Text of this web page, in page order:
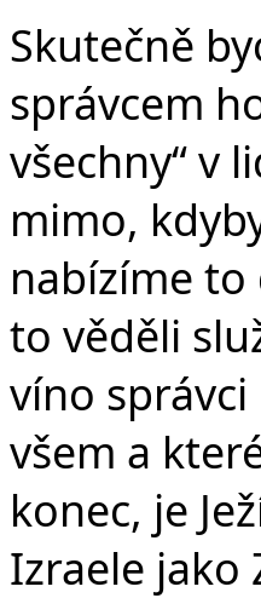
Skutečně
správcem
všechny“ v
mimo,
nabízíme to
to věděli
víno
všem a
konec, je
Izraele jako